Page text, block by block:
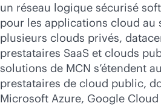
un réseau logique sécurisé
pour les applications cloud au
plusieurs clouds privés,
prestataires SaaS et clouds
solutions de MCN s’étendent
prestataires de cloud public,
Microsoft Azure, Google